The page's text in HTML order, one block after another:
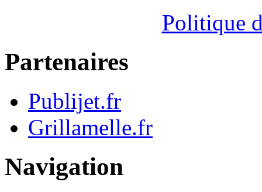
Politique
Partenaires
Publijet.fr
Grillamelle.fr
Navigation